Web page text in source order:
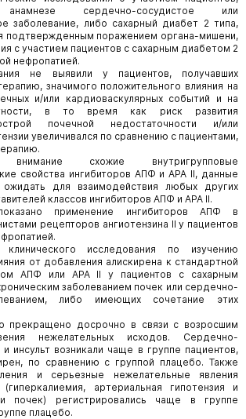
сердечно-сосудистое или
заболевание, либо сахарный диабет 2 типа,
подтвержденным поражением органа-мишени,
с участием пациентов с сахарным диабетом 2
нефропатией.
не выявили у пациентов, получавших
значимого положительного влияния на
и/или кардиоваскулярных событий и на
в то время как риск развития
почечной недостаточности и/или
увеличивался по сравнению с пациентами,
схожие внутригрупповые
свойства ингибиторов АПФ и АРА II, данные
ожидать для взаимодействия любых других
классов ингибиторов АПФ и АРА II.
применение ингибиторов АПФ в
рецепторов ангиотензина II у пациентов
исследования по изучению
от добавления алискирена к стандартной
АПФ или АРА II у пациентов с сахарным
заболеванием почек или сердечно-
либо имеющих сочетание этих
прекращено досрочно в связи с возросшим
нежелательных исходов. Сердечно-
инсульт возникали чаще в группе пациентов,
по сравнению с группой плацебо. Также
и серьезные нежелательные явления
артериальная гипотензия и
почек) регистрировались чаще в группе
плацебо.